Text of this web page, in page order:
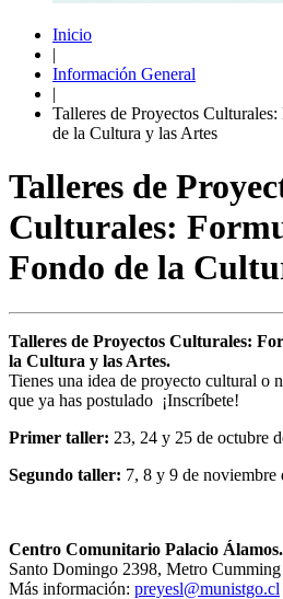
Inicio
|
Información General
|
Talleres de Proyectos
de la Cultura y las Artes
Talleres de
Culturales:
Fondo de la
Talleres de Proyectos Culturales:
la Cultura y las Artes.
Tienes una idea de proyecto cultural o
que ya has postulado ¡Inscríbete!
Primer taller: 23, 24 y 25 de octubre
Segundo taller: 7, 8 y 9 de noviembre
Centro Comunitario Palacio Álamos.
Santo Domingo 2398, Metro
Más información: preyesl@munistgo.cl